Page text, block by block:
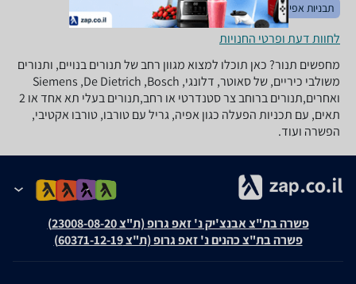
תבניות אפיה וחימום
כלי אוכל
לחוות דעת ופרטי החנויות
מחפשים תנור? כאן תוכלו למצוא מגוון רחב של תנורים בנויים, ותנורים
משולבי כיריים, של סאוטר, דלונגי, Siemens ,De Dietrich ,Bosch
ואחרים,תנורים ברוחב צר סטנדרטי או רחב,תנורים בעלי תא אחד או 2
תאים, עם תכניות הפעלה כגון אפיה, גריל עם טורבו, טורבו אקטיבי,
הפשרה ועוד.
פשרה בת"צ אבנצ'יק נ' זאפ גרופ (ת"צ 23008-08-20)
פשרה בת"צ כהנים נ' זאפ גרופ (ת"צ 60371-12-19)